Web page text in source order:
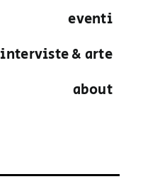
eventi
interviste & arte
about